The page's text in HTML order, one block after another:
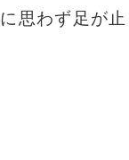
思わず足が止